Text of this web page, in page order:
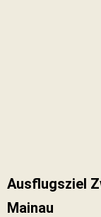
Ausflugsziel
Mainau